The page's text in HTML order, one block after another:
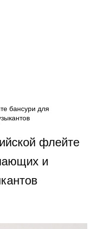
бансури для
флейте
и